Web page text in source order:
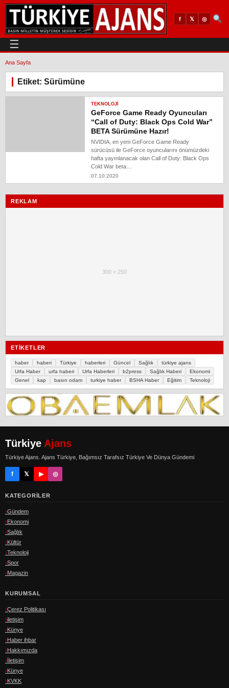
f 𝕏 ◎
☰
Ana Sayfa
Etiket: Sürümüne
TEKNOLOJI
GeForce Game Ready Oyuncuları
“Call of Duty: Black Ops Cold War”
BETA Sürümüne Hazır!
NVIDIA, en yeni GeForce Game Ready
sürücüsü ile GeForce oyuncularını önümüzdeki
hafta yayınlanacak olan Call of Duty: Black Ops
Cold War beta…
07.10.2020
REKLAM
300 × 250
ETIKETLER
haber haberi Türkiye haberleri Güncel Sağlık
türkiye ajans
Urfa Haber
urfa haberi Urfa Haberleri b2press Sağlık Haberi
Ekonomi
Genel
kap basın odam turkiye haber BSHA Haber Eğitim Teknoloji
Türkiye Ajans
Türkiye Ajans. Ajans Türkiye, Bağımsız Tarafsız Türkiye Ve Dünya Gündemi
f 𝕏 ▶ ◎
KATEGORILER
Gündem
Ekonomi
Sağlık
Kültür
Teknoloji
Spor
Magazin
KURUMSAL
Çerez Politikası
iletişim
Künye
Haber ihbar
Hakkımızda
İletişim
Künye
KVKK